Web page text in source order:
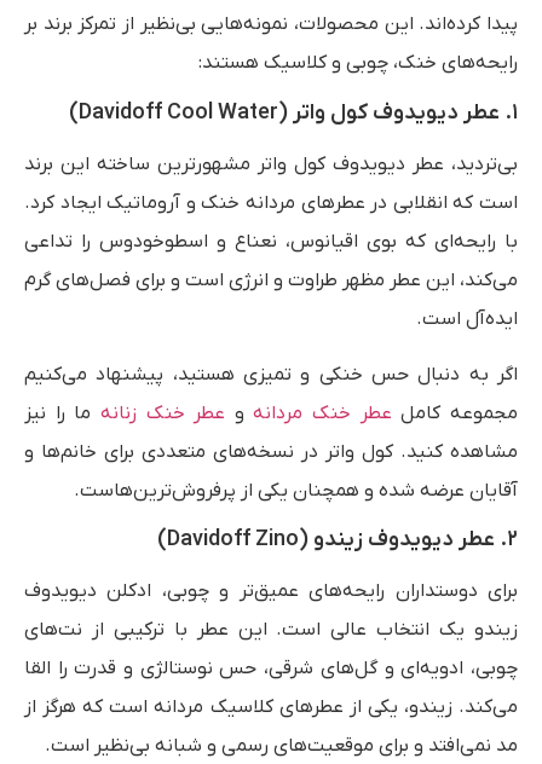
پیدا کرده‌اند. این محصولات، نمونه‌هایی بی‌نظیر از تمرکز برند بر
رایحه‌های خنک، چوبی و کلاسیک هستند:
۱. عطر دیویدوف کول واتر (Davidoff Cool Water)
بی‌تردید، عطر دیویدوف کول واتر مشهورترین ساخته این برند
است که انقلابی در عطرهای مردانه خنک و آروماتیک ایجاد کرد.
با رایحه‌ای که بوی اقیانوس، نعناع و اسطوخودوس را تداعی
می‌کند، این عطر مظهر طراوت و انرژی است و برای فصل‌های گرم
ایده‌آل است.
اگر به دنبال حس خنکی و تمیزی هستید، پیشنهاد می‌کنیم
مجموعه کامل عطر خنک مردانهو عطر خنک زنانه ما را نیز
مشاهده کنید. کول واتر در نسخه‌های متعددی برای خانم‌ها و
آقایان عرضه شده و همچنان یکی از پرفروش‌ترین‌هاست.
۲. عطر دیویدوف زیندو (Davidoff Zino)
برای دوستداران رایحه‌های عمیق‌تر و چوبی، ادکلن دیویدوف
زیندو یک انتخاب عالی است. این عطر با ترکیبی از نت‌های
چوبی، ادویه‌ای و گل‌های شرقی، حس نوستالژی و قدرت را القا
می‌کند. زیندو، یکی از عطرهای کلاسیک مردانه است که هرگز از
مد نمی‌افتد و برای موقعیت‌های رسمی و شبانه بی‌نظیر است.